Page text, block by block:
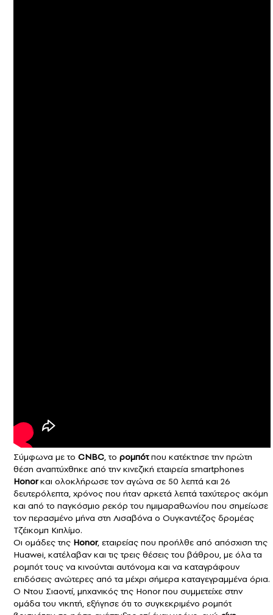
Σύμφωνα με το CNBC, το ρομπότπου κατέκτησε την πρώτη
θέση αναπτύχθηκε από την κινεζική εταιρεία smartphones
Honorκαι ολοκλήρωσε τον αγώνα σε 50 λεπτά και 26
δευτερόλεπτα, χρόνος που ήταν αρκετά λεπτά ταχύτερος ακόμη
και από το παγκόσμιο ρεκόρ του ημιμαραθωνίου που σημείωσε
τον περασμένο μήνα στη Λισαβόνα ο Ουγκαντέζος δρομέας
Τζέικομπ Κιπλίμο.
Οι ομάδες της Honor, εταιρείας που προήλθε από απόσχιση της
Huawei, κατέλαβαν και τις τρεις θέσεις του βάθρου, με όλα τα
ρομπότ τους να κινούνται αυτόνομα και να καταγράφουν
επιδόσεις ανώτερες από τα μέχρι σήμερα καταγεγραμμένα όρια.
Ο Ντου Σιαοντί, μηχανικός της Honor που συμμετείχε στην
ομάδα του νικητή, εξήγησε ότι το συγκεκριμένο ρομπότ